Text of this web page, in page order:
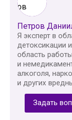
Петров
Я эксперт в
детоксикации
область
и
алкоголя,
и других
Задать